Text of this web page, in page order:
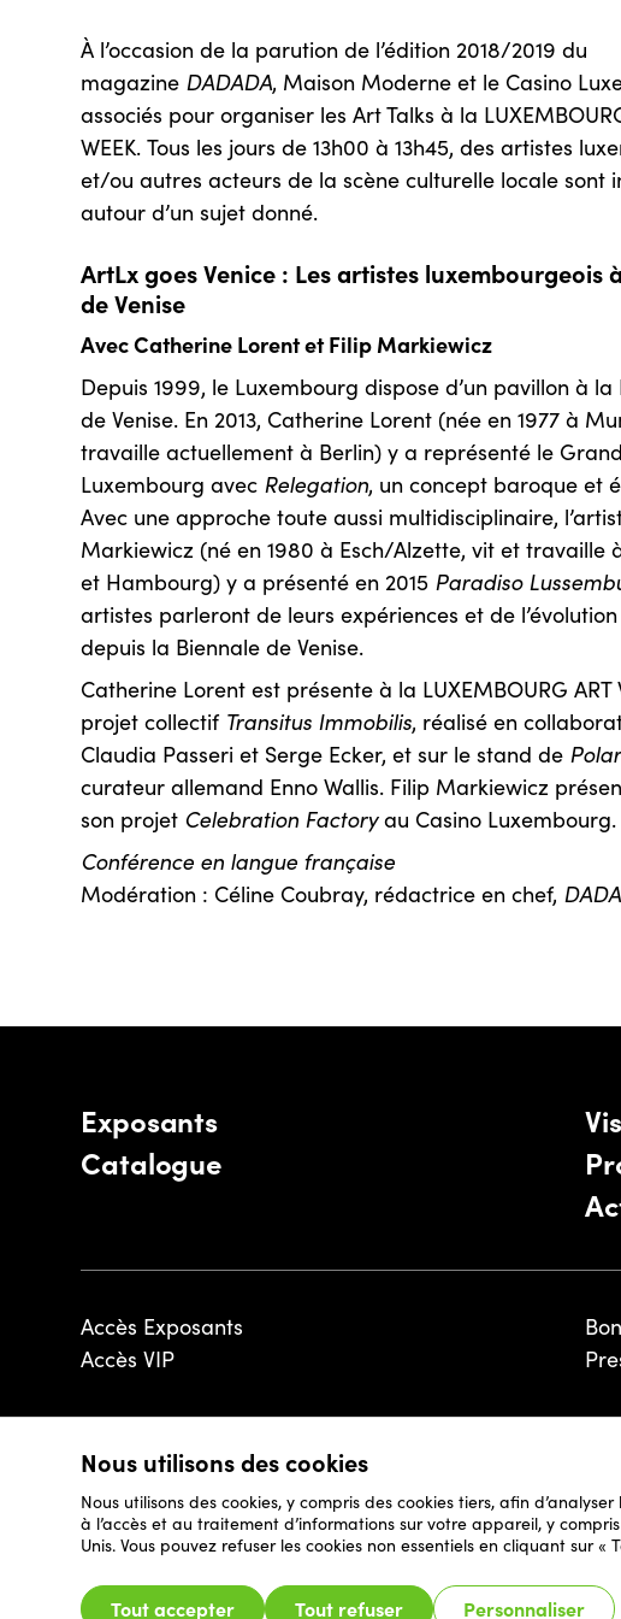
Nous utilisons des cookies
Nous utilisons des cookies, y compris des cookies tiers, afin
à l’accès et au traitement d’informations sur votre appareil, y
Unis. Vous pouvez refuser les cookies non essentiels en cliquant sur «
Tout accepter Tout refuser Personnaliser
À l’occasion de la parution de l’édition 2018/2019 du
magazine DADADA, Maison Moderne et le Casino
associés pour organiser les Art Talks à la
WEEK. Tous les jours de 13h00 à 13h45, des artistes
et/ou autres acteurs de la scène culturelle locale sont
autour d’un sujet donné.
ArtLx goes Venice : Les artistes luxembourgeois
de Venise
Avec Catherine Lorent et Filip Markiewicz
Depuis 1999, le Luxembourg dispose d’un pavillon à la
de Venise. En 2013, Catherine Lorent (née en 1977 à
travaille actuellement à Berlin) y a représenté le
Luxembourg avec Relegation, un concept baroque et
Avec une approche toute aussi multidisciplinaire,
Markiewicz (né en 1980 à Esch/Alzette, vit et travaille
et Hambourg) y a présenté en 2015 Paradiso
artistes parleront de leurs expériences et de
depuis la Biennale de Venise.
Catherine Lorent est présente à la LUXEMBOURG ART
projet collectif Transitus Immobilis, réalisé en
Claudia Passeri et Serge Ecker, et sur le stand de
curateur allemand Enno Wallis. Filip Markiewicz
son projet Celebration Factoryau Casino Luxembourg.
Conférence en langue française
Modération : Céline Coubray, rédactrice en chef,
Exposants
Catalogue
Accès Exposants
Accès VIP
© 2026 - Luxembourg Art Week S.A.